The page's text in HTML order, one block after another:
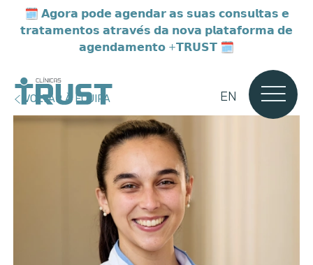
🗓️ 𝗔𝗴𝗼𝗿𝗮 𝗽𝗼𝗱𝗲 𝗮𝗴𝗲𝗻𝗱𝗮𝗿 𝗮𝘀 𝘀𝘂𝗮𝘀 𝗰𝗼𝗻𝘀𝘂𝗹𝘁𝗮𝘀 𝗲
𝘁𝗿𝗮𝘁𝗮𝗺𝗲𝗻𝘁𝗼𝘀 𝗮𝘁𝗿𝗮𝘃𝗲́𝘀 𝗱𝗮 𝗻𝗼𝘃𝗮 𝗽𝗹𝗮𝘁𝗮𝗳𝗼𝗿𝗺𝗮 𝗱𝗲
𝗮𝗴𝗲𝗻𝗱𝗮𝗺𝗲𝗻𝘁𝗼 +𝗧𝗥𝗨𝗦𝗧 🗓️
EN
VOLTAR À EQUIPA